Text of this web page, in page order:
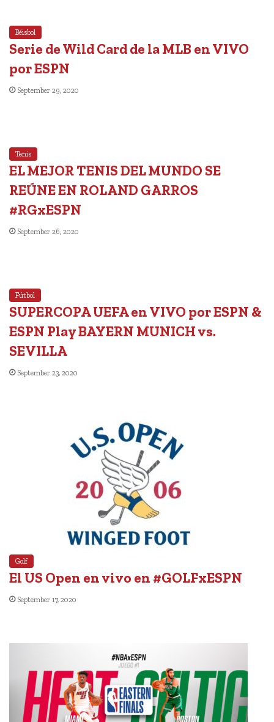
Béisbol
Serie de Wild Card de la MLB en VIVO
por ESPN
September 29, 2020
Tenis
EL MEJOR TENIS DEL MUNDO SE
REÚNE EN ROLAND GARROS
#RGxESPN
September 26, 2020
Fútbol
SUPERCOPA UEFA en VIVO por ESPN &
ESPN Play BAYERN MUNICH vs.
SEVILLA
September 23, 2020
Golf
El US Open en vivo en #GOLFxESPN
September 17, 2020